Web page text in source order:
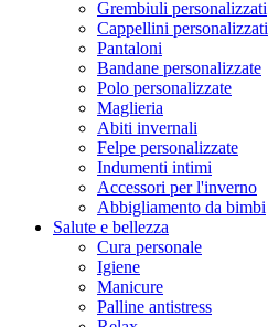
Grembiuli personalizzati
Cappellini personalizzati
Pantaloni
Bandane personalizzate
Polo personalizzate
Maglieria
Abiti invernali
Felpe personalizzate
Indumenti intimi
Accessori per l'inverno
Abbigliamento da bimbi
Salute e bellezza
Cura personale
Igiene
Manicure
Palline antistress